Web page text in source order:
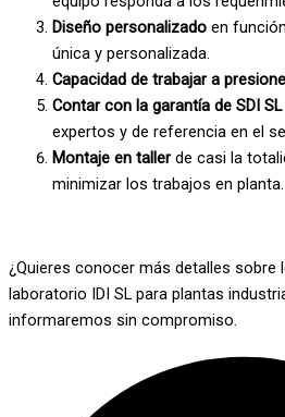
Diseño personalizado en
única y personalizada.
Capacidad de trabajar a
Contar con la garantía de SDI SL
expertos y de referencia en el
Montaje en taller de casi la
minimizar los trabajos en planta.
¿Quieres conocer más detalles sobre
laboratorio IDI SL para plantas
informaremos sin compromiso.